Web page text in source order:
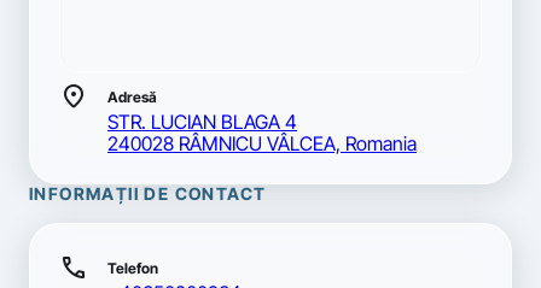
location_on Adresă
STR. LUCIAN BLAGA 4
240028 RÂMNICU VÂLCEA, Romania
INFORMAȚII DE CONTACT
call Telefon